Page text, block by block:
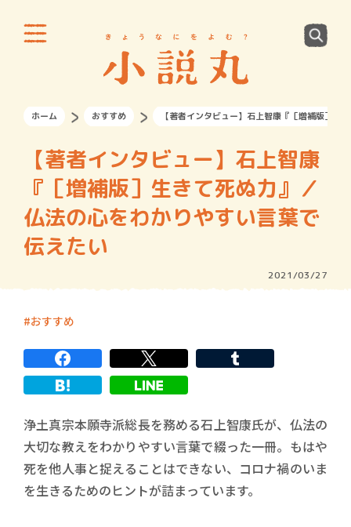
ホーム おすすめ 【著者インタビュー】石上智康『［増補版］生
【著者インタビュー】石上智康
『［増補版］生きて死ぬ力』／
仏法の心をわかりやすい言葉で
伝えたい
2021/03/27
おすすめ
浄土真宗本願寺派総長を務める石上智康氏が、仏法の
大切な教えをわかりやすい言葉で綴った一冊。もはや
死を他人事と捉えることはできない、コロナ禍のいま
を生きるためのヒントが詰まっています。